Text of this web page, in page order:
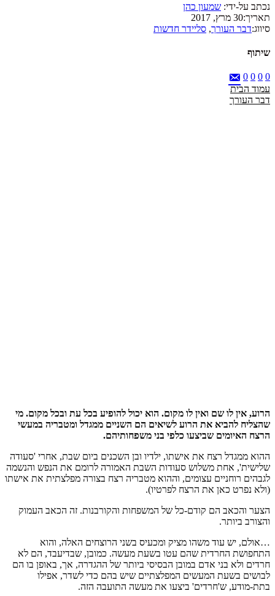
נכתב על-ידי: שמעון כהן
תאריך:30 מרץ, 2017
סיווג:דבר העורך, סליידר חדשות
שיתוף
0
0
0
0
עמוד הבית
דבר העורך
הרוע, אין לו שם ואין לו מקום. הוא יכול להופיע בכל עת ובכל מקום. מי
שהצליח להביא את הרוע לשיאים הם השניים ממגדל ומטבריה במעשי
הרצח האיומים שביצעו כלפי בני משפחותיהם.
ההוא ממגדל רצח את אישתו, ילדיו ובן השכנים ביום שבת, אחרי 'סעודה
שלישית', אחת משלוש סעודות השבת האמורה לרומם את הנפש והנשמה
לגבהים רוחניים עצומים, וההוא מטבריה רצח בצורה מפלצתית את אישתו
(ולא נפרט כאן את הרצח לפרטיו).
הצער והכאב הם קודם-כל של המשפחות והקורבנות. זה הכאב העמוק
והצורב ביותר.
…אולם, יש עוד משהו מציק ומכעיס בשני הרוצחים האלה, והוא
התחפושת החרדית שהם עטו בשעת מעשה. כמובן, שבדיעבד, הם לא
חרדים ולא בני אדם במובן הבסיסי ביותר של ההגדרה, אך, באופן בו הם
לבושים בשעת המעשים המפלצתיים שיש בהם כדי לשדר, אפילו
בתת-מודע, ש'חרדים' ביצעו את מעשה התועבה הזה.